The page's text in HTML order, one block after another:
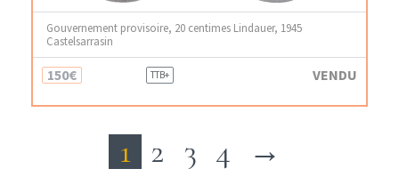
Gouvernement provisoire, 20 centimes Lindauer, 1945
Castelsarrasin
150€ TTB+ VENDU
1 2 3 4 →